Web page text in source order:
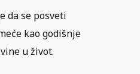
da se posveti
kao godišnje
u život.